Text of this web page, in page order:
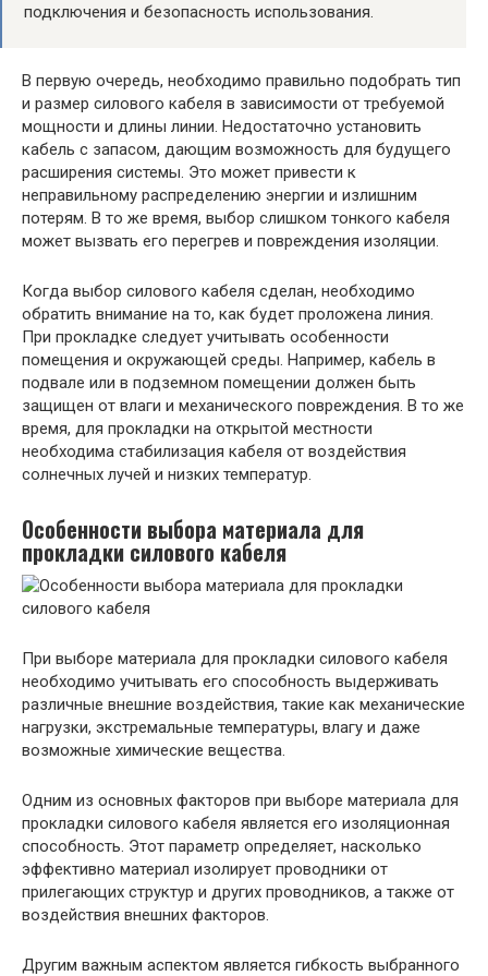
подключения и безопасность использования.
В первую очередь, необходимо правильно подобрать тип
и размер силового кабеля в зависимости от требуемой
мощности и длины линии. Недостаточно установить
кабель с запасом, дающим возможность для будущего
расширения системы. Это может привести к
неправильному распределению энергии и излишним
потерям. В то же время, выбор слишком тонкого кабеля
может вызвать его перегрев и повреждения изоляции.
Когда выбор силового кабеля сделан, необходимо
обратить внимание на то, как будет проложена линия.
При прокладке следует учитывать особенности
помещения и окружающей среды. Например, кабель в
подвале или в подземном помещении должен быть
защищен от влаги и механического повреждения. В то же
время, для прокладки на открытой местности
необходима стабилизация кабеля от воздействия
солнечных лучей и низких температур.
Особенности выбора материала для
прокладки силового кабеля
При выборе материала для прокладки силового кабеля
необходимо учитывать его способность выдерживать
различные внешние воздействия, такие как механические
нагрузки, экстремальные температуры, влагу и даже
возможные химические вещества.
Одним из основных факторов при выборе материала для
прокладки силового кабеля является его изоляционная
способность. Этот параметр определяет, насколько
эффективно материал изолирует проводники от
прилегающих структур и других проводников, а также от
воздействия внешних факторов.
Другим важным аспектом является гибкость выбранного